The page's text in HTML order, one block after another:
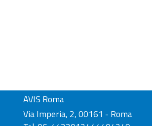
AVIS Roma
Via Imperia, 2, 00161 - Roma